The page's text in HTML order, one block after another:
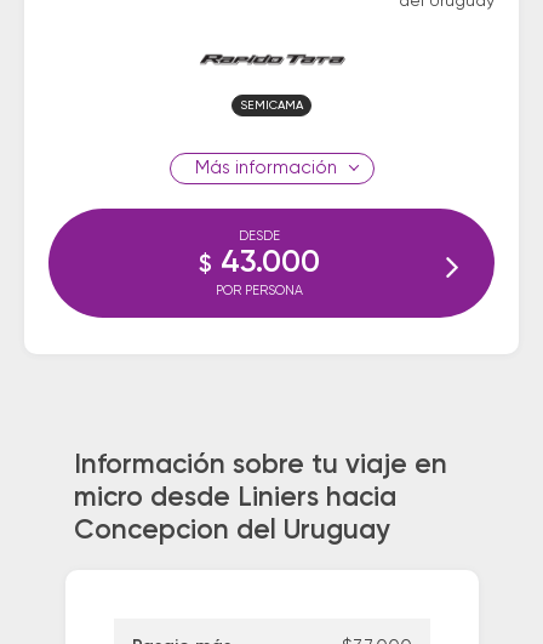
SEMICAMA
información
DESDE
$ 43.000
POR PERSONA
Información sobre tu viaje en
micro desde Liniers hacia
Concepcion del Uruguay